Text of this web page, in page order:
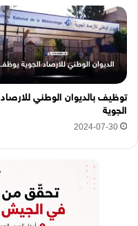
توظيف بالديوان الوطني للارصاد
الجوية
2024-07-30